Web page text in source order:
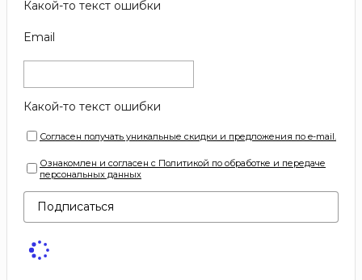
Какой-то текст ошибки
Email
Какой-то текст ошибки
Согласен получать уникальные скидки и предложения по e-mail.
Ознакомлен и согласен с Политикой по обработке и передаче
персональных данных
Подписаться